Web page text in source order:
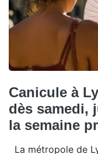
Canicule à
dès samedi,
la semaine
La métropole de